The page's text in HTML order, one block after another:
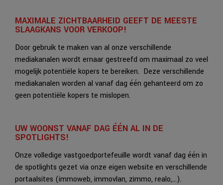
MAXIMALE ZICHTBAARHEID GEEFT DE MEESTE
SLAAGKANS VOOR VERKOOP!
Door gebruik te maken van al onze verschillende
mediakanalen wordt ernaar gestreefd om maximaal zo veel
mogelijk potentiële kopers te bereiken. Deze verschillende
mediakanalen worden al vanaf dag één gehanteerd om zo
geen potentiële kopers te mislopen.
UW WOONST VANAF DAG ÉÉN AL IN DE
SPOTLIGHTS!
Onze volledige vastgoedportefeuille wordt vanaf dag één in
de spotlights gezet via onze eigen website en verschillende
portaalsites (immoweb, immovlan, zimmo, realo,…).